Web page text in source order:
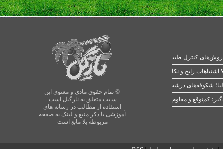
© تمام حقوق مادی و معنوی این
سایت متعلق به نارگیل است.
استفاده از مطالب در رسانه های
آموزشی با ذکر منبع و لینک به صفحه
مربوطه بلا مانع است
رایج و نکات طلایی
شکوفه‌های درشت در بهار